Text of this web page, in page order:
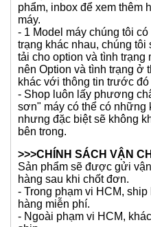
phẩm, inbox để xem thêm
máy.
- 1 Model máy chúng tôi
trạng khác nhau, chúng
tải cho option và tình trạng
nên Option và tình trạng ở
khác với thông tin trước đó
- Shop luôn lấy phương
sơn" máy có thể có những
nhưng đặc biệt sẽ không
bên trong.
>>>CHÍNH SÁCH VẬN
Sản phẩm sẽ được gửi
hàng sau khi chốt đơn.
- Trong phạm vi HCM,
hàng miễn phí.
- Ngoài phạm vi HCM,